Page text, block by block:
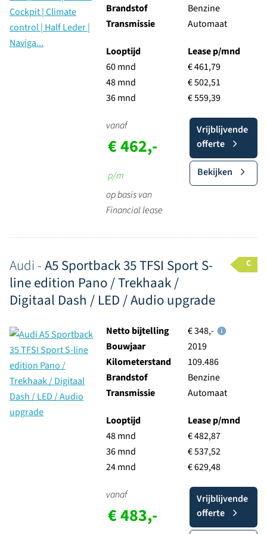
Brandstof
Benzine
Transmissie
Automaat
Looptijd
60 mnd
48 mnd
36 mnd
Lease p/mnd
€ 461,79
€ 502,51
€ 559,39
vanaf
€ 462,-
p/m
op basis van
Financial lease
Vrijblijvende
offerte
Bekijken
Audi -A5 Sportback 35 TFSI Sport S-
line edition Pano / Trekhaak /
Digitaal Dash / LED / Audio upgrade
C
Netto bijtelling
€ 348,-
Bouwjaar
2019
Kilometerstand
109.486
Brandstof
Benzine
Transmissie
Automaat
Looptijd
48 mnd
36 mnd
24 mnd
Lease p/mnd
€ 482,87
€ 537,52
€ 629,48
vanaf
€ 483,-
Vrijblijvende
offerte